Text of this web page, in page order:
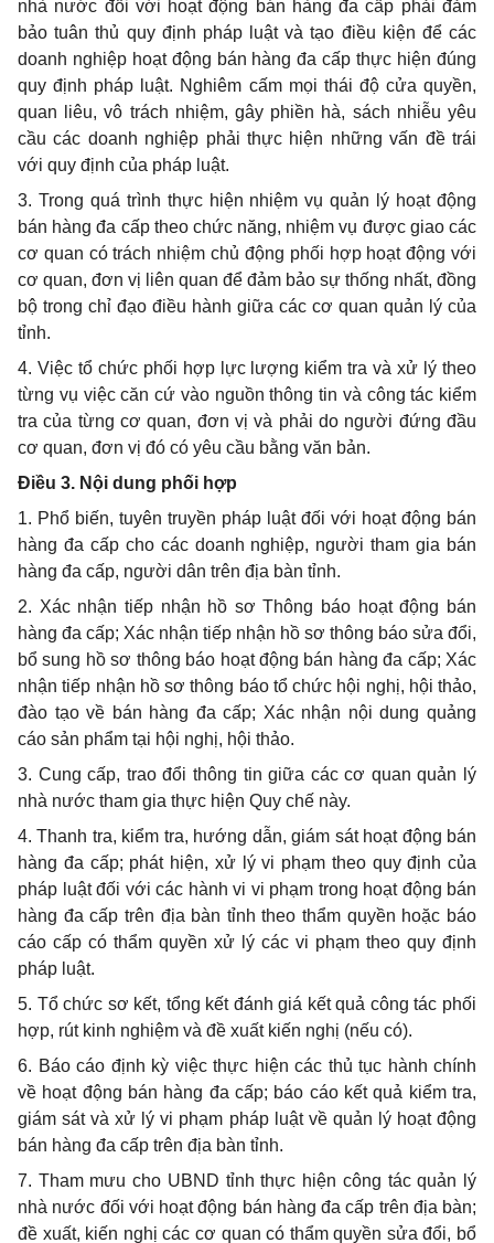
nhà nước đối với hoạt động bán hàng đa cấp phải đảm
bảo tuân thủ quy định pháp luật và tạo điều kiện để các
doanh nghiệp hoạt động bán hàng đa cấp thực hiện đúng
quy định pháp luật. Nghiêm cấm mọi thái độ cửa quyền,
quan liêu, vô trách nhiệm, gây phiền hà, sách nhiễu yêu
cầu các doanh nghiệp phải thực hiện những vấn đề trái
với quy định của pháp luật.
3. Trong quá trình thực hiện nhiệm vụ quản lý hoạt động
bán hàng đa cấp theo chức năng, nhiệm vụ được giao các
cơ quan có trách nhiệm chủ động phối hợp hoạt động với
cơ quan, đơn vị liên quan để đảm bảo sự thống nhất, đồng
bộ trong chỉ đạo điều hành giữa các cơ quan quản lý của
tỉnh.
4. Việc tổ chứcphối hợp lực lượng kiểm tra và xử lý theo
từng vụ việc căn cứ vào nguồn thông tin và công tác kiểm
tra của từng cơ quan, đơn vị và phải do người đứng đầu
cơ quan, đơn vị đó có yêu cầu bằng văn bản.
Điều 3. Nội dung phối hợp
1. Phổ biến, tuyên truyền pháp luật đối với hoạt động bán
hàng đa cấp cho các doanh nghiệp, người tham gia bán
hàng đa cấp, người dân trên địa bàn tỉnh.
2. Xác nhận tiếp nhận hồ sơ Thông báo hoạt động bán
hàng đa cấp; Xác nhận tiếp nhận hồ sơ thông báo sửa đổi,
bổ sung hồ sơ thông báo hoạt động bán hàng đa cấp; Xác
nhận tiếp nhận hồ sơ thông báo tổ chức hội nghị, hội thảo,
đào tạo về bán hàng đa cấp; Xác nhận nội dung quảng
cáo sản phẩm tại hội nghị, hội thảo.
3. Cung cấp, trao đổi thông tin giữa các cơ quan quản lý
nhà nước tham gia thực hiện Quy chế này.
4. Thanh tra, kiểm tra, hướng dẫn, giám sát hoạt động bán
hàng đa cấp; phát hiện, xử lý vi phạm theo quy định của
pháp luật đối với các hành vi vi phạm trong hoạt động bán
hàng đa cấp trên địa bàn tỉnh theothẩm quyền hoặc báo
cáo cấp có thẩm quyền xử lý các vi phạm theo quy định
pháp luật.
5. Tổ chức sơ kết, tổng kết đánh giá kết quả công tác phối
hợp, rút kinh nghiệm và đề xuất kiến nghị (nếu có).
6. Báo cáo định kỳ việc thực hiện các thủ tục hành chính
về hoạt động bán hàng đa cấp; báo cáo kết quả kiểm tra,
giám sát và xử lý vi phạm pháp luật về quản lý hoạt động
bán hàng đa cấp trên địa bàn tỉnh.
7. Tham mưu cho UBND tỉnh thực hiện công tác quản lý
nhà nước đối với hoạt động bán hàng đa cấp trên địa bàn;
đề xuất, kiến nghị các cơ quan có thẩm quyền sửa đổi, bổ